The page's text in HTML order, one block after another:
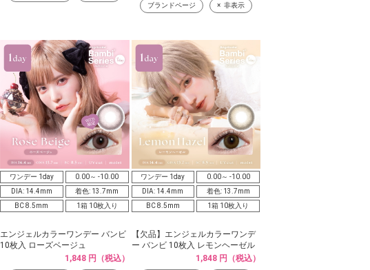
ブランドページ 非表示
ワンデー 1day
0.00～ -10.00
DIA: 14.4mm
着色: 13.7mm
BC 8.5mm
1箱 10枚入り
エンジェルカラーワンデー バンビ
10枚入 ローズベージュ
1,848 円（税込）
ワンデー 1day
0.00～ -10.00
DIA: 14.4mm
着色: 13.7mm
BC 8.5mm
1箱 10枚入り
【欠品】エンジェルカラーワンデ
ー バンビ 10枚入 レモンヘーゼル
1,848 円（税込）